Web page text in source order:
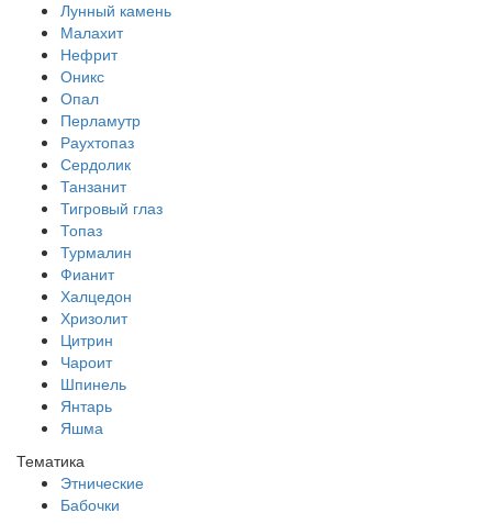
Лунный камень
Малахит
Нефрит
Оникс
Опал
Перламутр
Раухтопаз
Сердолик
Танзанит
Тигровый глаз
Топаз
Турмалин
Фианит
Халцедон
Хризолит
Цитрин
Чароит
Шпинель
Янтарь
Яшма
Тематика
Этнические
Бабочки